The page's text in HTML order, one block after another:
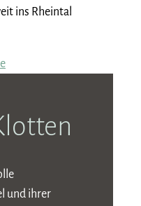
ins Rheintal
und ihrer